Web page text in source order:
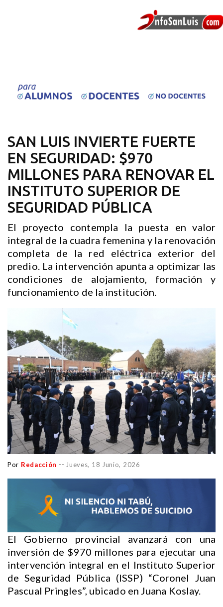
SAN LUIS INVIERTE FUERTE
EN SEGURIDAD: $970
MILLONES PARA RENOVAR EL
INSTITUTO SUPERIOR DE
SEGURIDAD PÚBLICA
El proyecto contempla la puesta en valor
integral de la cuadra femenina y la renovación
completa de la red eléctrica exterior del
predio. La intervención apunta a optimizar las
condiciones de alojamiento, formación y
funcionamiento de la institución.
Por Redacción -- Jueves, 18 Junio, 2026
El Gobierno provincial avanzará con una
inversión de $970 millones para ejecutar una
intervención integral en el Instituto Superior
de Seguridad Pública (ISSP) “Coronel Juan
Pascual Pringles”, ubicado en Juana Koslay.